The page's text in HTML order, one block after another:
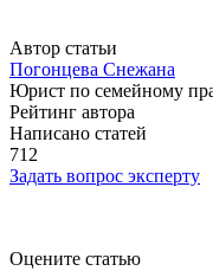
Автор статьи
Погонцева Снежана
Юрист по семейному
Рейтинг автора
Написано статей
712
Задать вопрос эксперту
Оцените статью